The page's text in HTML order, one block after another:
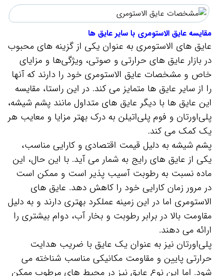
مقایسه عایق الاستومری با سایر عایق ها
عایق‌ های الاستومری به عنوان یکی از گزینه‌ های محبوب
در بازار عایق‌ های حرارتی و صوتی، ویژگی‌ها و مزایای
خاص و مشخصات عایق الاستومری خود را دارند که آنها
را از سایر عایق‌ ها متمایز می‌ کند. در این راستا، مقایسه
این عایق‌ ها با دیگر عایق‌ های متداول مانند پشم شیشه،
پلی‌اورتان و فوم پلی‌اتیلن به درک بهتر مزایا و معایب هر
یک کمک می‌ کند.
پشم شیشه به دلیل قیمت اقتصادی و کارایی مناسب،
یکی از عایق‌ های رایج به شمار می‌ آید. با این حال، این
ماده نسبت به رطوبت آسیب‌ پذیر است و ممکن است
در مرور زمان کارایی خود را کاهش دهد. عایق‌ های
الاستومری اما در این زمینه عملکرد بهتری دارند و به دلیل
مقاومت بالا در برابر رطوبت و بخار آب، دوام بیشتری را
ارائه می‌ دهند.
پلی‌اورتان نیز به عنوان یک عایق با ضریب هدایت
حرارتی پایین و مقاومت مکانیکی مناسب شناخته می‌
شود. اما این نوع عایق نیز در محیط‌ های مرطوب ممکن